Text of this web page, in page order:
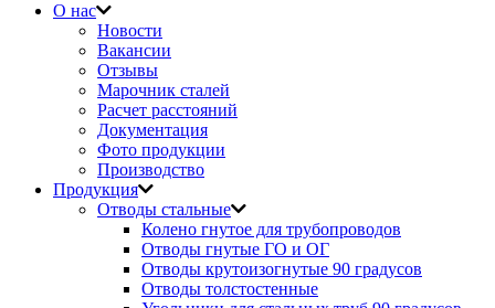
О нас
Новости
Вакансии
Отзывы
Марочник сталей
Расчет расстояний
Документация
Фото продукции
Производство
Продукция
Отводы стальные
Колено гнутое для трубопроводов
Отводы гнутые ГО и ОГ
Отводы крутоизогнутые 90 градусов
Отводы толстостенные